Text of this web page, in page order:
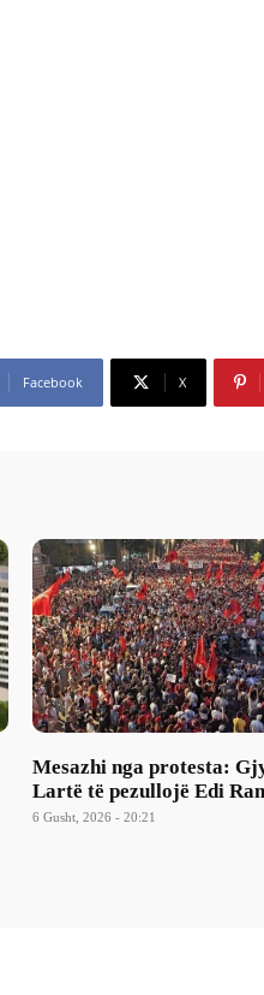
Facebook X
Mesazhi nga protesta:
Lartë të pezullojë Edi
6 Gusht, 2026 - 20:21